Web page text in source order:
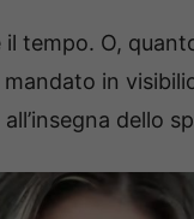
tempo. O,
in
dello